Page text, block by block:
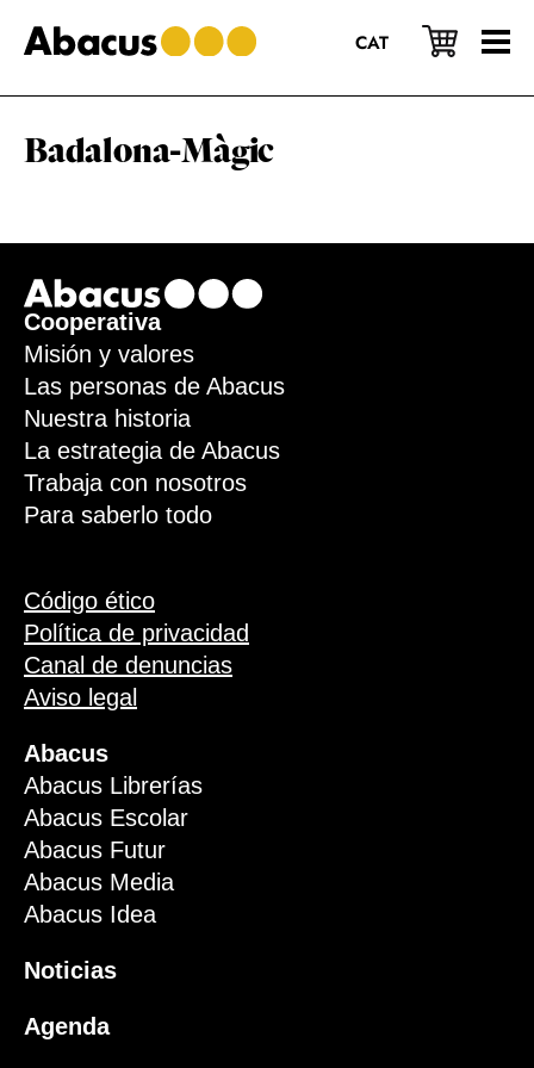
al
contenido
a
la
lateral
al
pie
página
CAT
Badalona-Màgic
Footer
Cooperativa
Misión y valores
Las personas de Abacus
Nuestra historia
La estrategia de Abacus
Trabaja con nosotros
Para saberlo todo
Código ético
Política de privacidad
Canal de denuncias
Aviso legal
Abacus
Abacus Librerías
Abacus Escolar
Abacus Futur
Abacus Media
Abacus Idea
Noticias
Agenda